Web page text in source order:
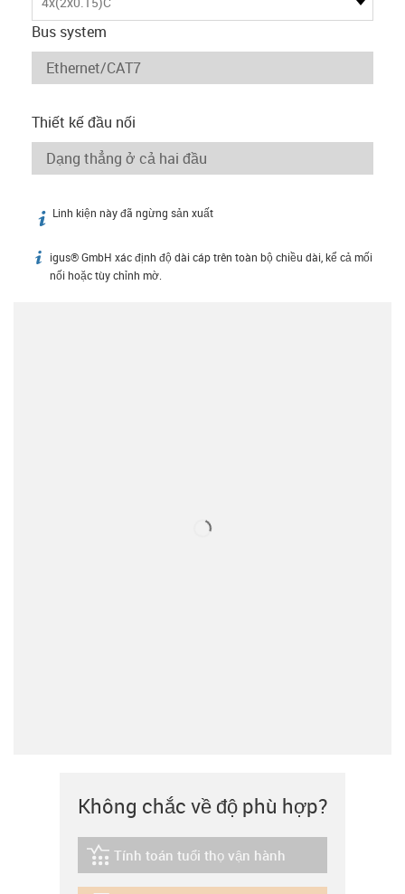
Bus system
Thiết kế đầu nối
igus-icon-info
Linh kiện này đã ngừng sản xuất
igus-icon-info
igus® GmbH xác định độ dài cáp trên toàn bộ chiều dài, kể cả mối
nối hoặc tùy chỉnh mờ.
Không chắc về độ phù hợp?
igus-icon-lebensdauerrechner
Tính toán tuổi thọ vận hành